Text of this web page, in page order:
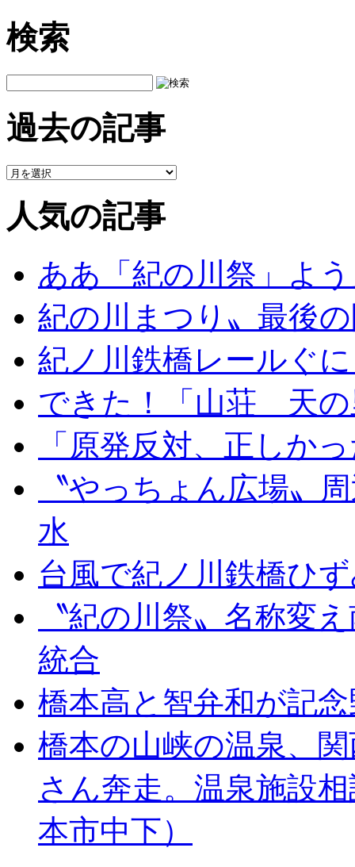
検索
過去の記事
人気の記事
ああ「紀の川祭」よ
紀の川まつり〟最後
紀ノ川鉄橋レールぐ
できた！「山荘 天の
「原発反対、正しか
〝やっちょん広場〟
水
台風で紀ノ川鉄橋ひ
〝紀の川祭〟名称変
統合
橋本高と智弁和が記
橋本の山峡の温泉、
さん奔走。温泉施設
本市中下）